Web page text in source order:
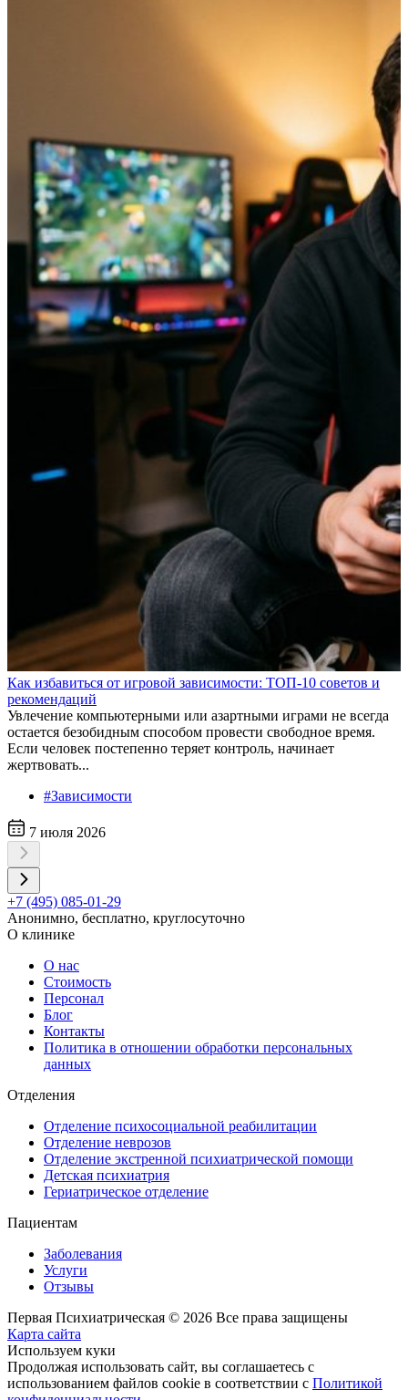
Как избавиться от игровой зависимости: ТОП-10 советов и
рекомендаций
Увлечение компьютерными или азартными играми не всегда
остается безобидным способом провести свободное время.
Если человек постепенно теряет контроль, начинает
жертвовать...
#Зависимости
7 июля 2026
+7 (495) 085-01-29
Анонимно, бесплатно, круглосуточно
О клинике
О нас
Стоимость
Персонал
Блог
Контакты
Политика в отношении обработки персональных
данных
Отделения
Отделение психосоциальной реабилитации
Отделение неврозов
Отделение экстренной психиатрической помощи
Детская психиатрия
Гериатрическое отделение
Пациентам
Заболевания
Услуги
Отзывы
Первая Психиатрическая © 2026 Все права защищены
Карта сайта
Используем куки
Продолжая использовать сайт, вы соглашаетесь с
использованием файлов cookie в соответствии с Политикой